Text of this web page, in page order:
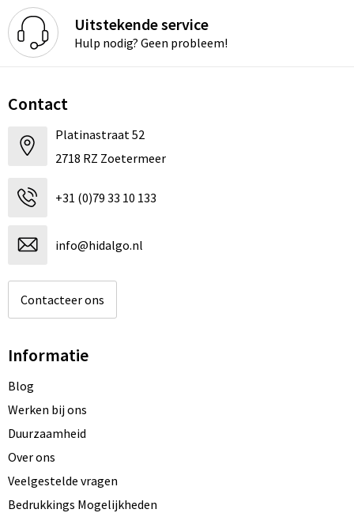
Uitstekende service
Hulp nodig? Geen probleem!
Contact
Platinastraat 52
2718 RZ Zoetermeer
+31 (0)79 33 10 133
info@hidalgo.nl
Contacteer ons
Informatie
Blog
Werken bij ons
Duurzaamheid
Over ons
Veelgestelde vragen
Bedrukkings Mogelijkheden